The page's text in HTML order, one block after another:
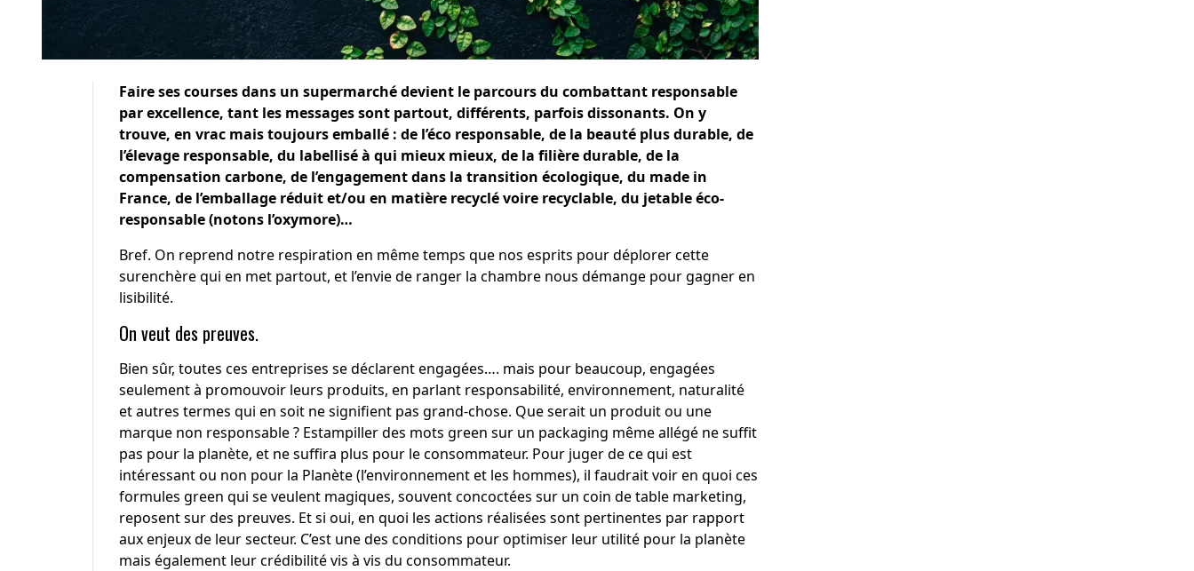
Faire ses courses dans un supermarché devient le parcours du combattant responsable
par excellence, tant les messages sont partout, différents, parfois dissonants. On y
trouve, en vrac mais toujours emballé : de l’éco responsable, de la beauté plus durable, de
l’élevage responsable, du labellisé à qui mieux mieux, de la filière durable, de la
compensation carbone, de l’engagement dans la transition écologique, du made in
France, de l’emballage réduit et/ou en matière recyclé voire recyclable, du jetable éco-
responsable (notons l’oxymore)…
Bref. On reprend notre respiration en même temps que nos esprits pour déplorer cette
surenchère qui en met partout, et l’envie de ranger la chambre nous démange pour gagner en
lisibilité.
On veut des preuves.
Bien sûr, toutes ces entreprises se déclarent engagées…. mais pour beaucoup, engagées
seulement à promouvoir leurs produits, en parlant responsabilité, environnement, naturalité
et autres termes qui en soit ne signifient pas grand-chose. Que serait un produit ou une
marque non responsable ? Estampiller des mots green sur un packaging même allégé ne suffit
pas pour la planète, et ne suffira plus pour le consommateur. Pour juger de ce qui est
intéressant ou non pour la Planète (l’environnement et les hommes), il faudrait voir en quoi ces
formules green qui se veulent magiques, souvent concoctées sur un coin de table marketing,
reposent sur des preuves. Et si oui, en quoi les actions réalisées sont pertinentes par rapport
aux enjeux de leur secteur. C’est une des conditions pour optimiser leur utilité pour la planète
mais également leur crédibilité vis à vis du consommateur.